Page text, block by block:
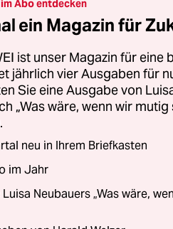
Abo entdecken
ein Magazin für
ist unser Magazin für eine
jährlich vier Ausgaben für
Sie eine Ausgabe von
„Was wäre, wenn wir mutig
neu in Ihrem Briefkasten
im Jahr
Neubauers „Was wäre,